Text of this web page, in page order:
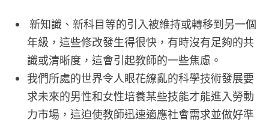
新知識、新科目等的引入被維持或轉移到另一個
年級，這些修改發生得很快，有時沒有足夠的共
識或清晰度，這會引起教師的一些焦慮。
我們所處的世界令人眼花繚亂的科學技術發展要
求未來的男性和女性培養某些技能才能進入勞動
力市場，這迫使教師迅速適應社會需求並做好準